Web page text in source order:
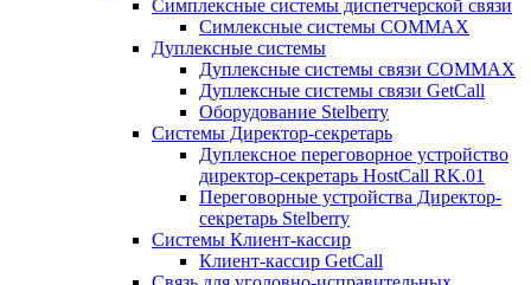
Симплексные системы диспетчерской связи
Симлексные системы COMMAX
Дуплексные системы
Дуплексные системы связи COMMAX
Дуплексные системы связи GetCall
Оборудование Stelberry
Системы Директор-секретарь
Дуплексное переговорное устройство
директор-секретарь HostCall RK.01
Переговорные устройства Директор-
секретарь Stelberry
Системы Клиент-кассир
Клиент-кассир GetCall